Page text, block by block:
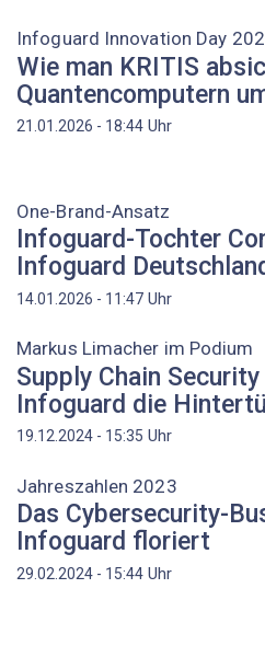
Infoguard Innovation Day
Wie man KRITIS
Quantencomputern
21.01.2026 - 18:44 Uhr
One-Brand-Ansatz
Infoguard-Tochter
Infoguard
14.01.2026 - 11:47 Uhr
Markus ­Limacher im Podium
Supply Chain
Infoguard die
19.12.2024 - 15:35 Uhr
Jahreszahlen 2023
Das Cybersecurity-
Infoguard floriert
29.02.2024 - 15:44 Uhr